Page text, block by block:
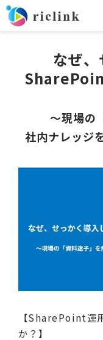
お役立ち資料
なぜ
〜現場の
社内ナレッジ
【SharePoint運
か？】